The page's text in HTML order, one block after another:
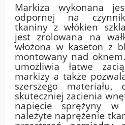
Markiza wykonana
odpornej na
tkaniny z włókien
jest zrolowana na
włożona w kaseton z
montowany nad
umożliwia łatwe
markizy a także
szerszego
skuteczniej zacienia
napięcie sprężyny w
należyte naprężenie